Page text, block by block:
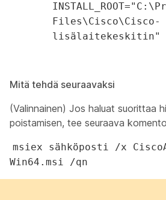
Files\Cisco\Cisco-
lisälaitekeskitin"
Mitä tehdä seuraavaksi
(Valinnainen) Jos haluat suorittaa
poistamisen, tee seuraava
msiex sähköposti /x
Win64.msi /qn